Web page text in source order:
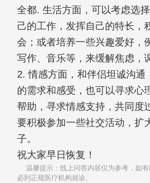
全都. 生活方面，可以考虑选
己的工作，发挥自己的特长，
会；或者培养一些兴趣爱好，
写作、音乐等，来缓解焦虑，
2. 情感方面，和伴侣坦诚沟通
的需求和感受，也可以寻求心
帮助，寻求情感支持，共同度
要积极参加一些社交活动，扩
子。
祝大家早日恢复！
温馨提示：线上问答内容仅为参考，如
必到正规医疗机构就诊,